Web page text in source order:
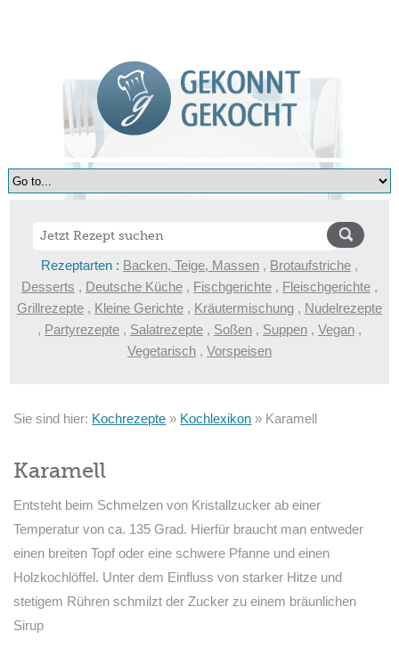
Rezeptarten : Backen, Teige, Massen , Brotaufstriche ,
Desserts , Deutsche Küche , Fischgerichte , Fleischgerichte ,
Grillrezepte , Kleine Gerichte , Kräutermischung , Nudelrezepte
, Partyrezepte , Salatrezepte , Soßen , Suppen , Vegan ,
Vegetarisch , Vorspeisen
Sie sind hier: Kochrezepte » Kochlexikon » Karamell
Karamell
Entsteht beim Schmelzen von Kristallzucker ab einer
Temperatur von ca. 135 Grad. Hierfür braucht man entweder
einen breiten Topf oder eine schwere Pfanne und einen
Holzkochlöffel. Unter dem Einfluss von starker Hitze und
stetigem Rühren schmilzt der Zucker zu einem bräunlichen
Sirup